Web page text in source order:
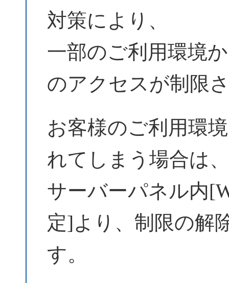
対策により、
一部のご利用環境
のアクセスが制限
お客様のご利用環
れてしまう場合は、
サーバーパネル内
定]より、制限の解
す。